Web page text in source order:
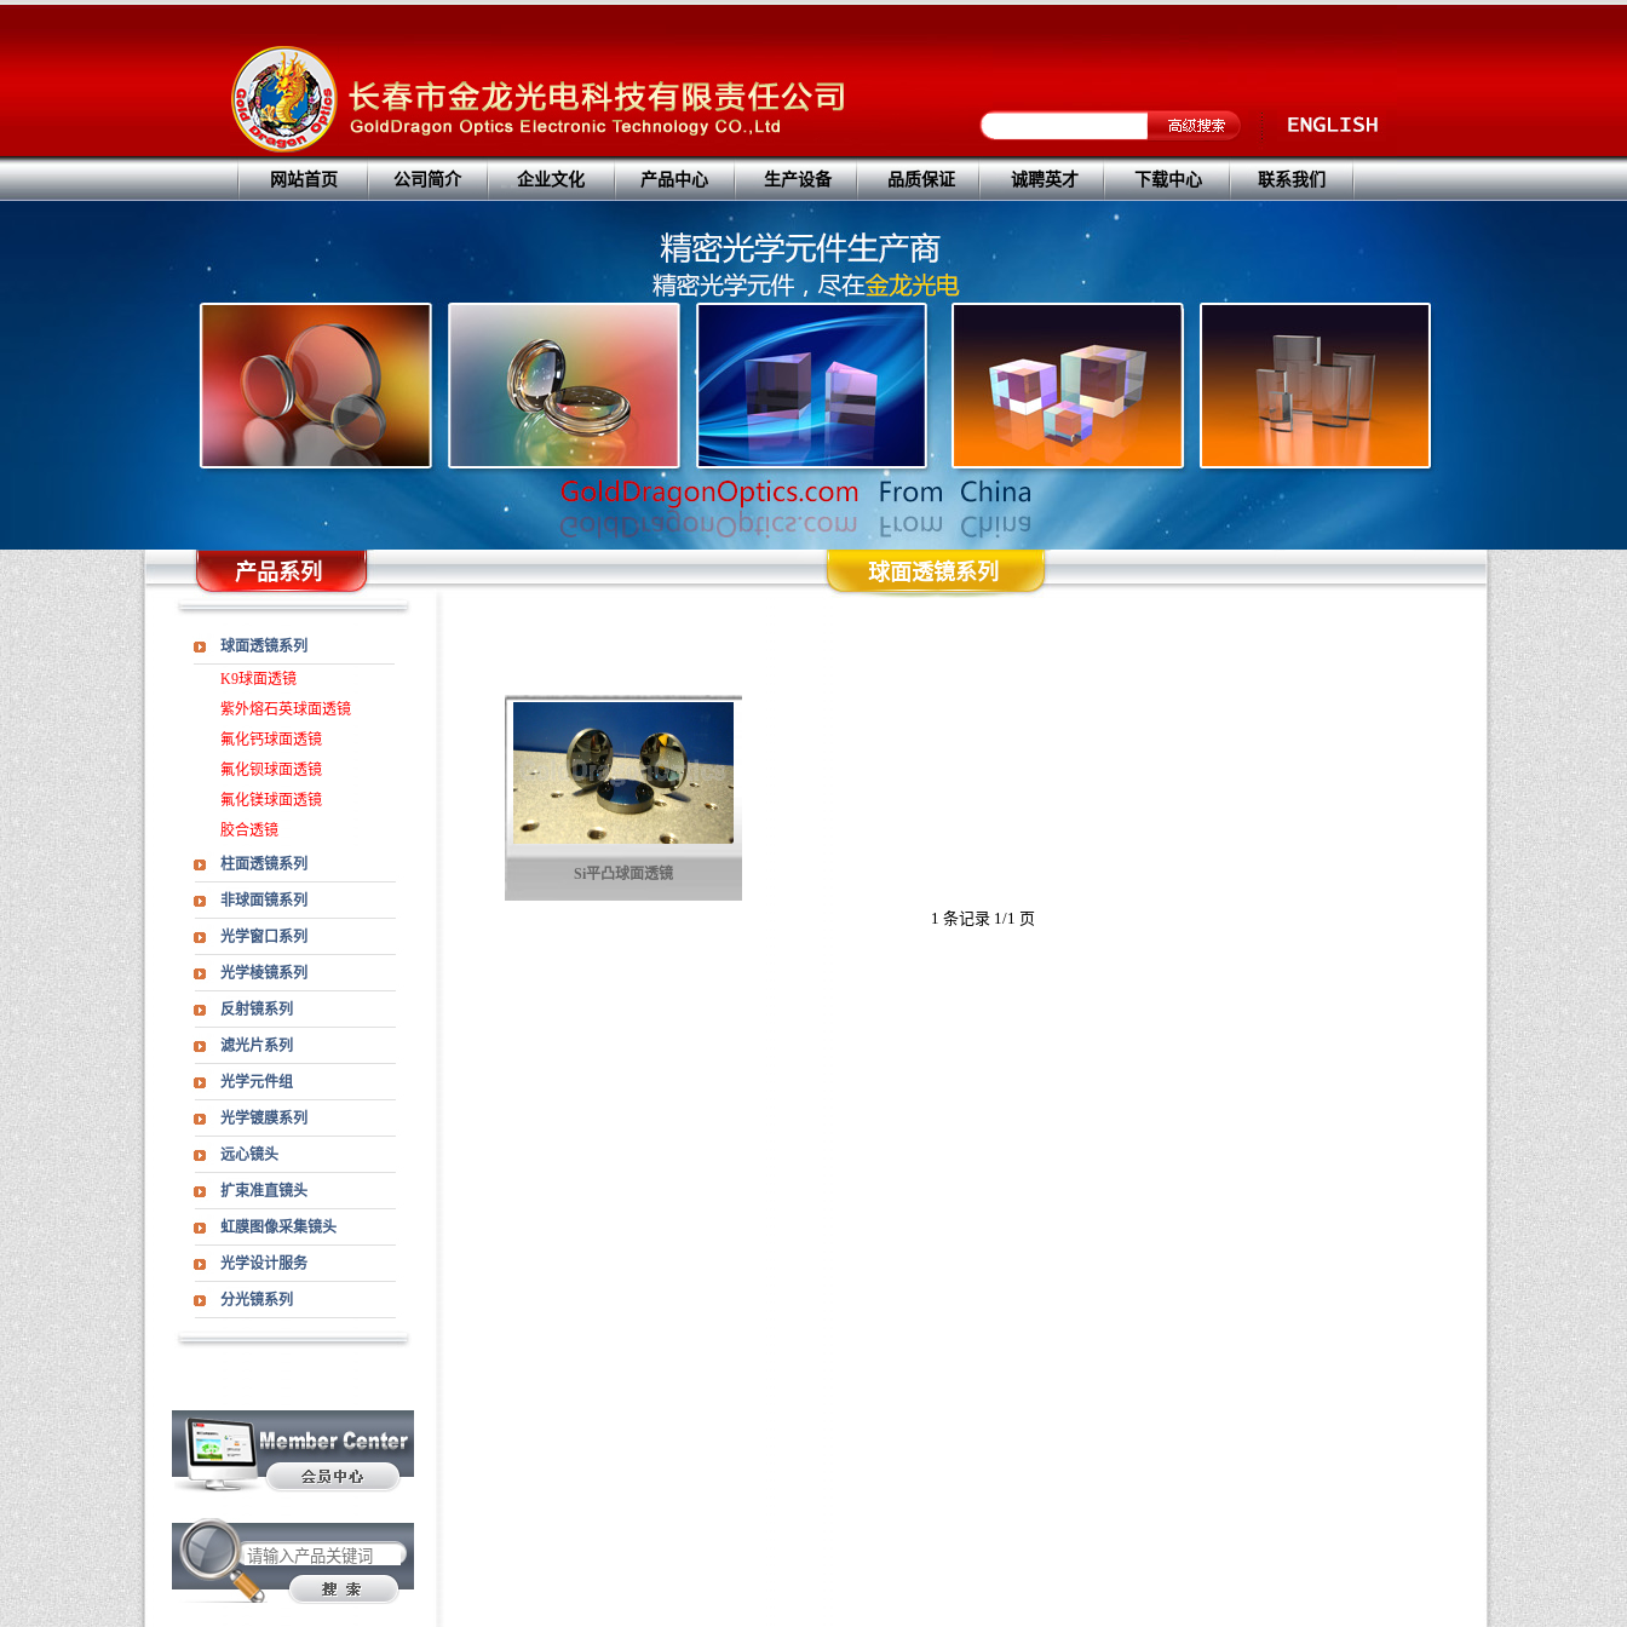
网站首页 公司简介 企业文化 产品中心 生产设备 品质保证 诚聘英才 下载中心 联系我们
产品系列 球面透镜系列
球面透镜系列
K9球面透镜
紫外熔石英球面透镜
氟化钙球面透镜
氟化钡球面透镜
氟化镁球面透镜
胶合透镜
柱面透镜系列
非球面镜系列
光学窗口系列
光学棱镜系列
反射镜系列
滤光片系列
光学元件组
光学镀膜系列
远心镜头
扩束准直镜头
虹膜图像采集镜头
光学设计服务
分光镜系列
Si平凸球面透镜
1 条记录 1/1 页